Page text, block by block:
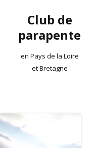
Club de
parapente
en Pays de la Loire
et Bretagne